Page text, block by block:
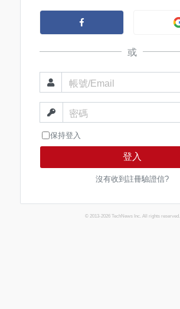
或
帳號/Email
密碼
保持登入
登入
沒有收到註冊驗證信?
© 2013-2026 TechNews Inc. All rights reserved.